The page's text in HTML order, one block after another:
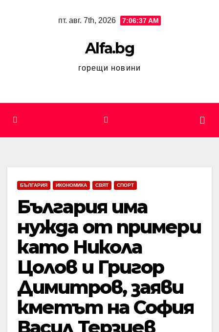
пт. авг. 7th, 2026 7:06:37 AM
Alfa.bg
горещи новини
БЪЛГАРИЯ ИКОНОМИКА СВЯТ СПОРТ
България има
нужда от примери
като Никола
Цолов и Григор
Димитров, заяви
кметът на София
Васил Терзиев